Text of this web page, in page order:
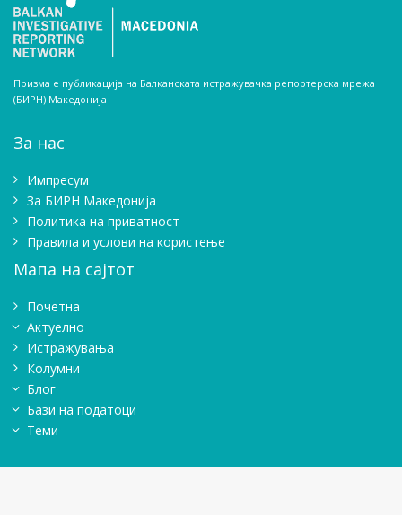
Призма е публикација на Балканската истражувачка репортерска мрежа
(БИРН) Македонија
За нас
Импресум
Зa БИРН Македонија
Политика на приватност
Правила и услови на користење
Мапа на сајтот
Почетна
Актуелно
Истражувањa
Колумни
Блог
Бази на податоци
Теми